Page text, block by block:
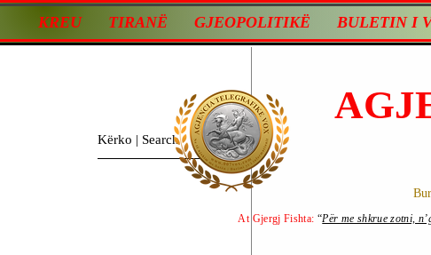
KREU TIRANË GJEOPOLITIKË BULETIN I
At Gjergj Fishta: “Për me shkrue zotni,